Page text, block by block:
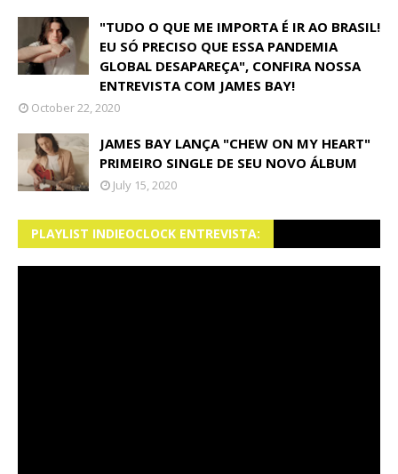
"TUDO O QUE ME IMPORTA É IR AO BRASIL!
EU SÓ PRECISO QUE ESSA PANDEMIA
GLOBAL DESAPAREÇA", CONFIRA NOSSA
ENTREVISTA COM JAMES BAY!
October 22, 2020
JAMES BAY LANÇA "CHEW ON MY HEART"
PRIMEIRO SINGLE DE SEU NOVO ÁLBUM
July 15, 2020
PLAYLIST INDIEOCLOCK ENTREVISTA: